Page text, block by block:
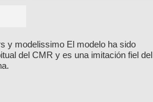
y modelissimo El modelo ha sido
del CMR y es una imitación fiel del